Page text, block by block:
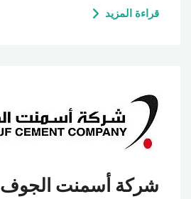
قراءة المزيد
شركة أسمنت الجوف